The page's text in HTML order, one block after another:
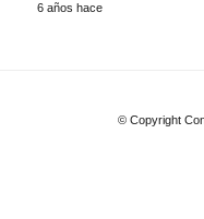
6 años hace
© Copyright